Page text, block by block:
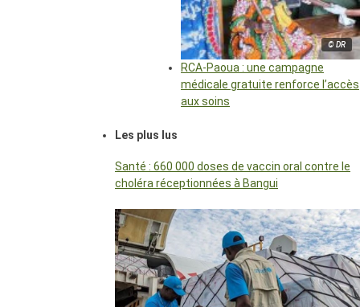
© DR
RCA-Paoua : une campagne
médicale gratuite renforce l’accès
aux soins
Les plus lus
Santé : 660 000 doses de vaccin oral contre le
choléra réceptionnées à Bangui